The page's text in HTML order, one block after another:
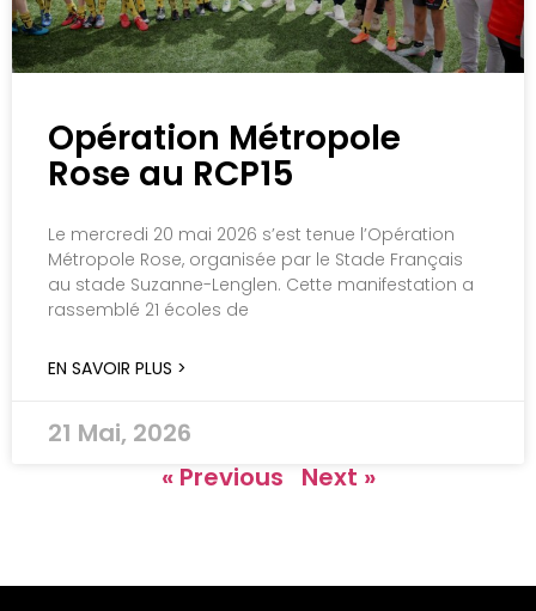
Opération Métropole
Rose au RCP15
Le mercredi 20 mai 2026 s’est tenue l’Opération
Métropole Rose, organisée par le Stade Français
au stade Suzanne-Lenglen. Cette manifestation a
rassemblé 21 écoles de
EN SAVOIR PLUS >
21 Mai, 2026
« Previous
Next »